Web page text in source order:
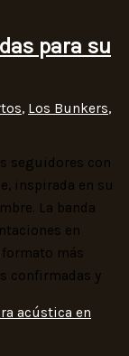
para su
, Los Bunkers,
seguidores con
inspirada en su
La banda
en
más
confirmadas y
acústica en